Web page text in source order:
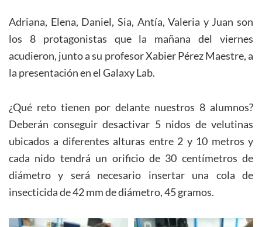
Adriana, Elena, Daniel, Sia, Antía, Valeria y Juan son
los 8 protagonistas que la mañana del viernes
acudieron, junto a su profesor Xabier Pérez Maestre, a
la presentación en el Galaxy Lab.
¿Qué reto tienen por delante nuestros 8 alumnos?
Deberán conseguir desactivar 5 nidos de velutinas
ubicados a diferentes alturas entre 2 y 10 metros y
cada nido tendrá un orificio de 30 centímetros de
diámetro y será necesario insertar una cola de
insecticida de 42 mm de diámetro, 45 gramos.